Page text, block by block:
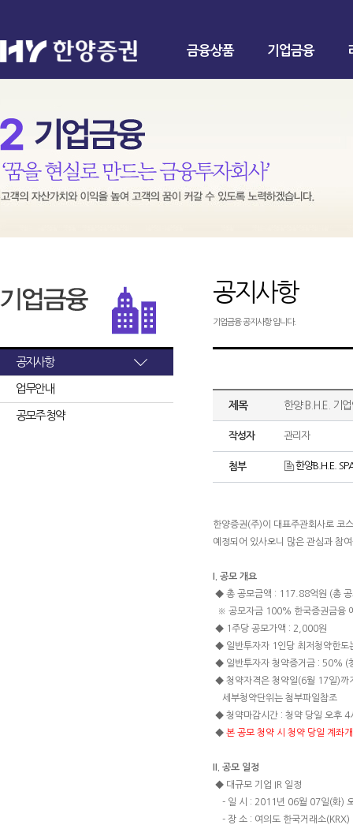
금융상품 기업금융
공지사항
업무안내
공모주 청약
공지사항
기업금융 공지사항 입니다.
제목 한양 B.H.E. 기
작성자 관리자
첨부 한양B.H.E.
한양증권(주)이 대표주관회사로 코
예정되어 있사오니 많은 관심과 참
I. 공모 개요
◆ 총 공모금액 : 117.88억원 (총
※ 공모자금 100% 한국증권금융
◆ 1주당 공모가액 : 2,000원
◆ 일반투자자 1인당 최저청약한
◆ 일반투자자 청약증거금 : 50% (
◆ 청약자격은 청약일(6월 17일)까
세부청약단위는 첨부파일참조
◆ 청약마감시간 : 청약 당일 오후 4
◆ 본 공모 청약 시 청약 당일 계좌
II. 공모 일정
◆ 대규모 기업 IR 일정
- 일 시 : 2011년 06월 07일(화)
- 장 소 : 여의도 한국거래소(KRX)